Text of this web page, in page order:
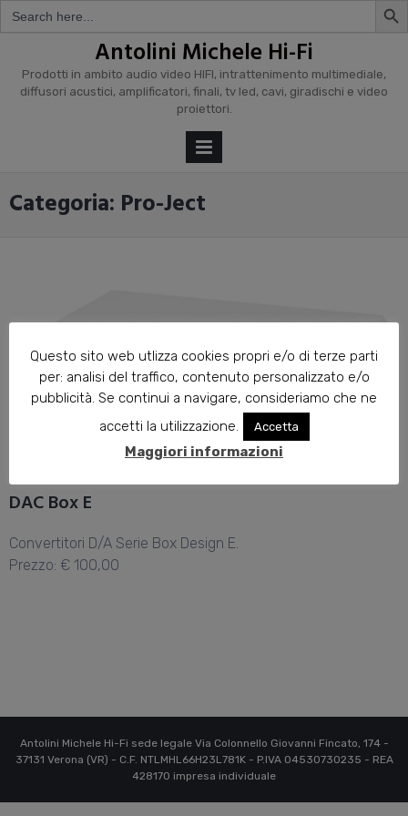
Search
for:
content
Antolini Michele Hi-Fi
Prodotti in ambito audio video HIFI, intrattenimento multimediale,
diffusori acustici, amplificatori, finali, tv led, cavi, giradischi e video
proiettori.
Categoria: Pro-Ject
DAC Box E
Convertitori D/A Serie Box Design E.
Prezzo: € 100,00
Antolini Michele Hi-Fi sede legale Via Colonnello Giovanni Fincato, 174 -
37131 Verona (VR) - C.F. NTLMHL66H23L781K - P.IVA 04530730235 - REA
428170 impresa individuale
Questo sito web utlizza cookies propri e/o di terze parti
per: analisi del traffico, contenuto personalizzato e/o
pubblicità. Se continui a navigare, consideriamo che ne
accetti la utilizzazione.
Accetta
Maggiori informazioni